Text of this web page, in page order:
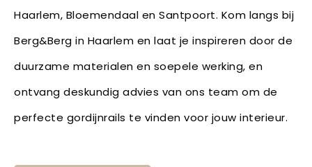
Haarlem, Bloemendaal en Santpoort. Kom langs bij
Berg&Berg in Haarlem en laat je inspireren door de
duurzame materialen en soepele werking, en
ontvang deskundig advies van ons team om de
perfecte gordijnrails te vinden voor jouw interieur.